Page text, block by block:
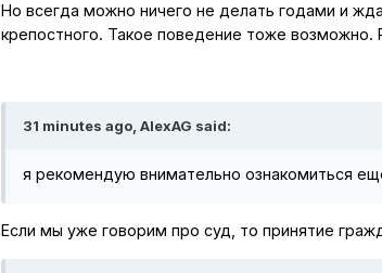
Но всегда можно ничего не делать годами и
крепостного. Такое поведение тоже возможно.
31 minutes ago, AlexAG said:
я рекомендую внимательно ознакомиться
Если мы уже говорим про суд, то принятие